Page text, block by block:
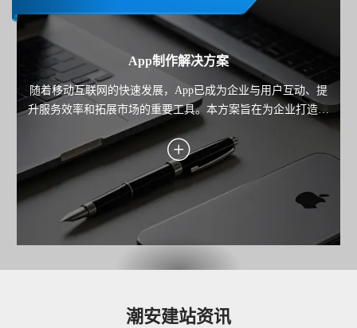
App制作解决方案
随着移动互联网的快速发展，App已成为企业与用户互动、提
升服务效率和拓展市场的重要工具。本方案旨在为企业打造一
款高性能、用户体验优秀且功能完善的移动应用，覆盖业务场
景需求，助力企业实现用户增长、服务优化与商业价值转化。
潮安建站资讯